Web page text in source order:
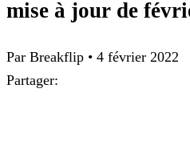
mise à jour de
Par Breakflip • 4 février 2022
Partager: